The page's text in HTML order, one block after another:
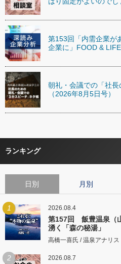
第153回「内需企業が
企業に」FOOD &
朝礼・会議での「社
（2026年8月5日号）
ランキング
日別 月別
1 2026.08.4
第157回 飯豊温泉（
湧く「森の秘湯」
高橋一喜氏 / 温泉アナリス
2 2026.08.7